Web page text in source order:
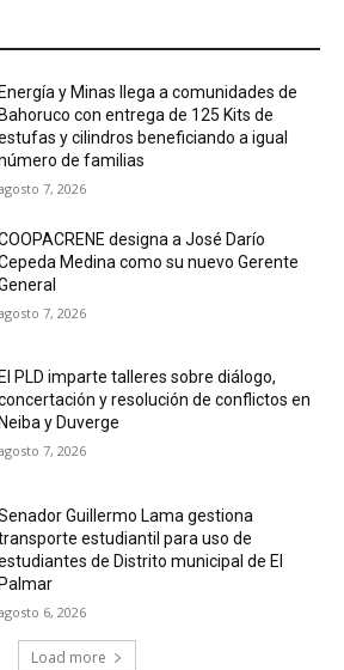
Energía y Minas llega a comunidades de
Bahoruco con entrega de 125 Kits de
y cilindros beneficiando a igual
de familias
7, 2026
designa a José Darío
Medina como su nuevo Gerente
7, 2026
El PLD imparte talleres sobre diálogo,
y resolución de conflictos en
Neiba y Duverge
7, 2026
Guillermo Lama gestiona
estudiantil para uso de
de Distrito municipal de El
Palmar
6, 2026
Load more